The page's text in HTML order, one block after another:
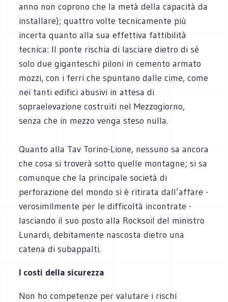
anno non coprono che la metà della capacità da
installare); quattro volte tecnicamente più
incerta quanto alla sua effettiva fattibilità
tecnica: Il ponte rischia di lasciare dietro di sé
solo due giganteschi piloni in cemento armato
mozzi, con i ferri che spuntano dalle cime, come
nei tanti edifici abusivi in attesa di
sopraelevazione costruiti nel Mezzogiorno,
senza che in mezzo venga steso nulla.
Quanto alla Tav Torino-Lione, nessuno sa ancora
che cosa si troverà sotto quelle montagne; si sa
comunque che la principale società di
perforazione del mondo si è ritirata dall’affare -
verosimilmente per le difficoltà incontrate -
lasciando il suo posto alla Rocksoil del ministro
Lunardi, debitamente nascosta dietro una
catena di subappalti.
I costi della sicurezza
Non ho competenze per valutare i rischi